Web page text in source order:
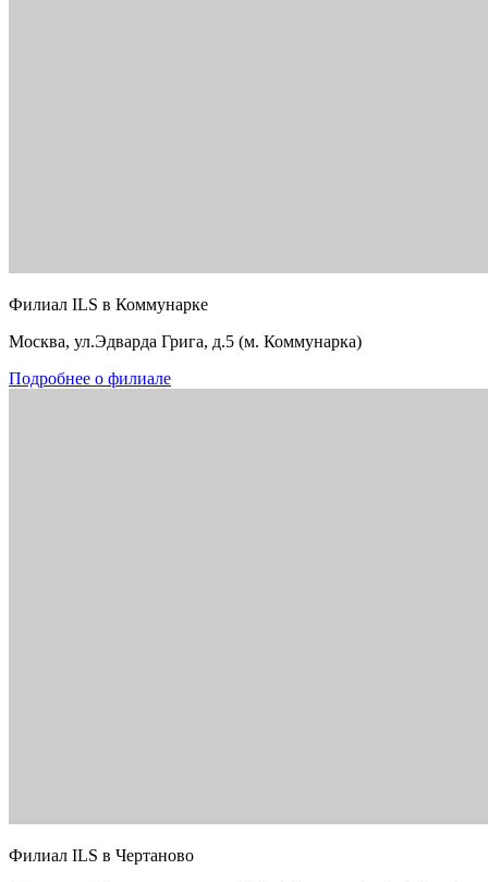
Филиал ILS в Коммунарке
Москва, ул.Эдварда Грига, д.5 (м. Коммунарка)
Подробнее о филиале
Филиал ILS в Чертаново